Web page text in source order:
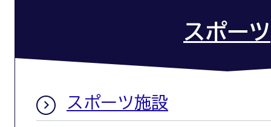
スポーツ
スポーツ施設